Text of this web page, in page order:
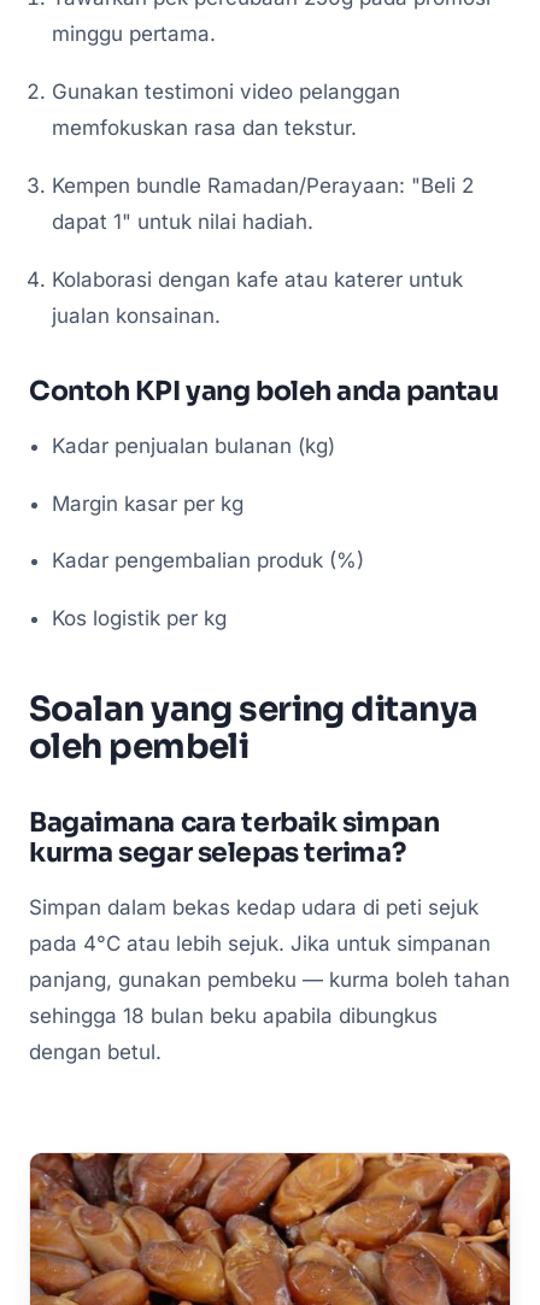
minggu pertama.
Gunakan testimoni video pelanggan
memfokuskan rasa dan tekstur.
Kempen bundle Ramadan/Perayaan: "Beli 2
dapat 1" untuk nilai hadiah.
Kolaborasi dengan kafe atau katerer untuk
jualan konsainan.
Contoh KPI yang boleh anda pantau
Kadar penjualan bulanan (kg)
Margin kasar per kg
Kadar pengembalian produk (%)
Kos logistik per kg
Soalan yang sering ditanya
oleh pembeli
Bagaimana cara terbaik simpan
kurma segar selepas terima?
Simpan dalam bekas kedap udara di peti sejuk
pada 4°C atau lebih sejuk. Jika untuk simpanan
panjang, gunakan pembeku — kurma boleh tahan
sehingga 18 bulan beku apabila dibungkus
dengan betul.